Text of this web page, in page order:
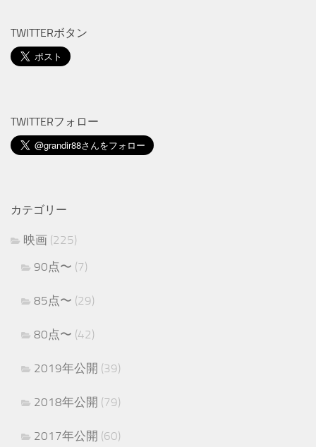
TWITTERボタン
TWITTERフォロー
カテゴリー
映画 (225)
90点〜 (7)
85点〜 (29)
80点〜 (42)
2019年公開 (39)
2018年公開 (79)
2017年公開 (60)